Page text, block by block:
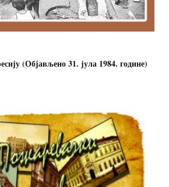
(Објављено 31. јула 1984. године)